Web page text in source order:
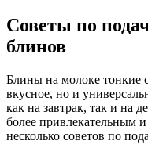
Советы по
блинов
Блины на молоке тонкие
вкусное, но и
как на завтрак, так и на
более привлекательным
несколько советов по